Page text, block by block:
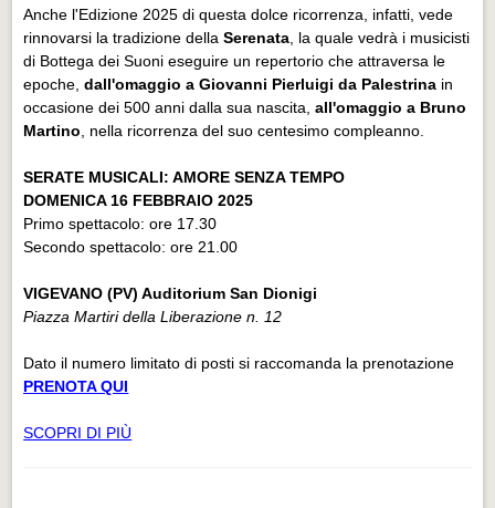
Anche l'Edizione 2025 di questa dolce ricorrenza, infatti, vede
rinnovarsi la tradizione dellaSerenata , la quale vedrà i musicisti
di Bottega dei Suoni eseguire un repertorio che attraversa le
epoche,dall'omaggio a Giovanni Pierluigi da Palestrina in
occasione dei 500 anni dalla sua nascita,all'omaggio a Bruno
Martino , nella ricorrenza del suo centesimo compleanno.
SERATE MUSICALI: AMORE SENZA TEMPO
DOMENICA 16 FEBBRAIO 2025
Primo spettacolo: ore 17.30
Secondo spettacolo: ore 21.00
VIGEVANO (PV) Auditorium San Dionigi
Piazza Martiri della Liberazione n. 12
Dato il numero limitato di posti si raccomanda la prenotazione
PRENOTA QUI
SCOPRI DI PIÙ